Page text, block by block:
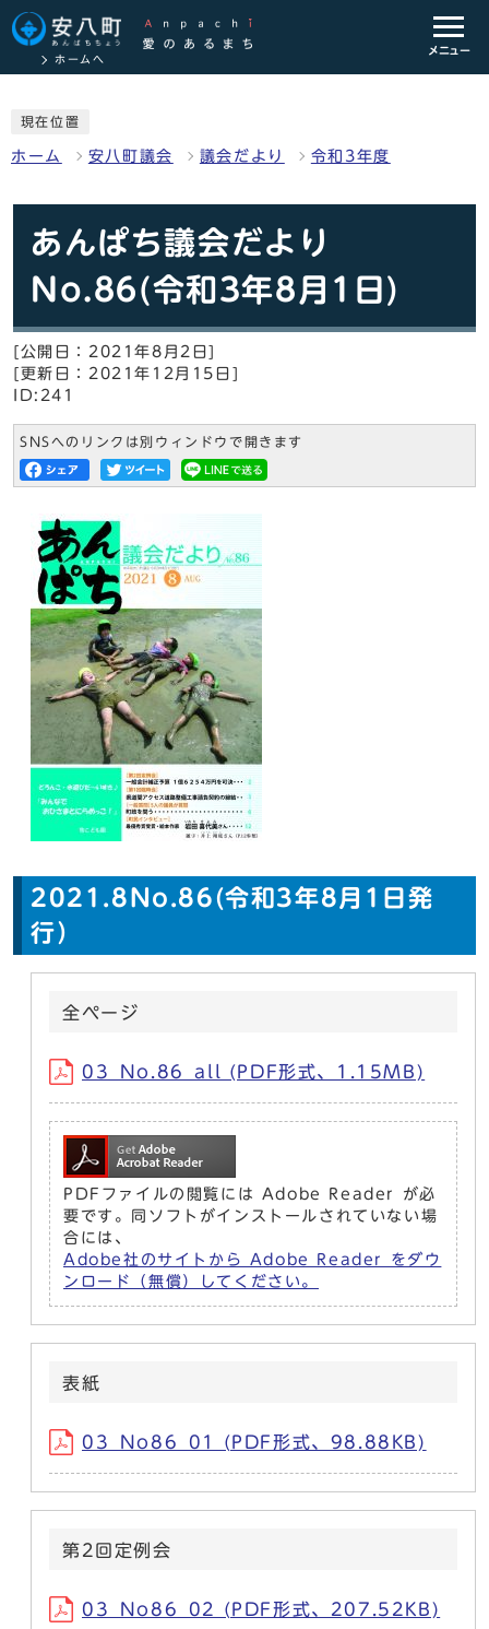
ホームへ
メニュー
現在位置
ホーム 安八町議会 議会だより 令和3年度
あんぱち議会だより
No.86(令和3年8月1日)
[公開日：2021年8月2日]
[更新日：2021年12月15日]
ID:241
SNSへのリンクは別ウィンドウで開きます
2021.8No.86(令和3年8月1日発
行）
全ページ
03_No.86_all (PDF形式、1.15MB)
PDFファイルの閲覧には Adobe Reader が必
要です。同ソフトがインストールされていない場
合には、
Adobe社のサイトから Adobe Reader をダウ
ンロード（無償）してください。
表紙
03_No86_01 (PDF形式、98.88KB)
第2回定例会
03_No86_02 (PDF形式、207.52KB)